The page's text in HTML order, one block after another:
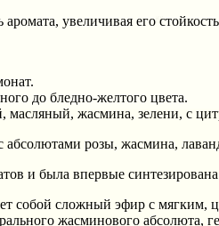
аромата, увеличивая его
до бледно-желтого цвета.
масляный, жасмина, зелени, с
с абсолютами розы, жасмина,
и была впервые
собой сложный эфир с мягким,
жасминового абсолюта,